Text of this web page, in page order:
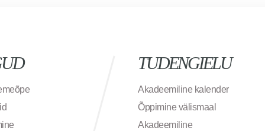
TUDENGIELU
Akadeemiline kalender
Õppimine välismaal
Akadeemiline